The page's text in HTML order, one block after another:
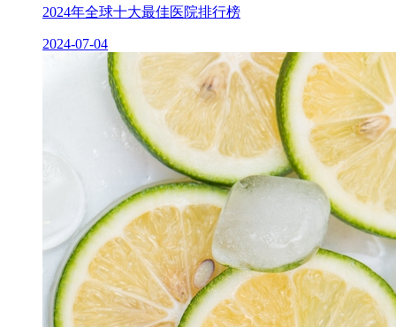
2024年全球十大最佳医​院排行榜
2024-07-04